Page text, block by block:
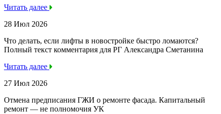
Читать далее
28 Июл 2026
Что делать, если лифты в новостройке быстро ломаются?
Полный текст комментария для РГ Александра Сметанина
Читать далее
27 Июл 2026
Отмена предписания ГЖИ о ремонте фасада. Капитальный
ремонт — не полномочия УК